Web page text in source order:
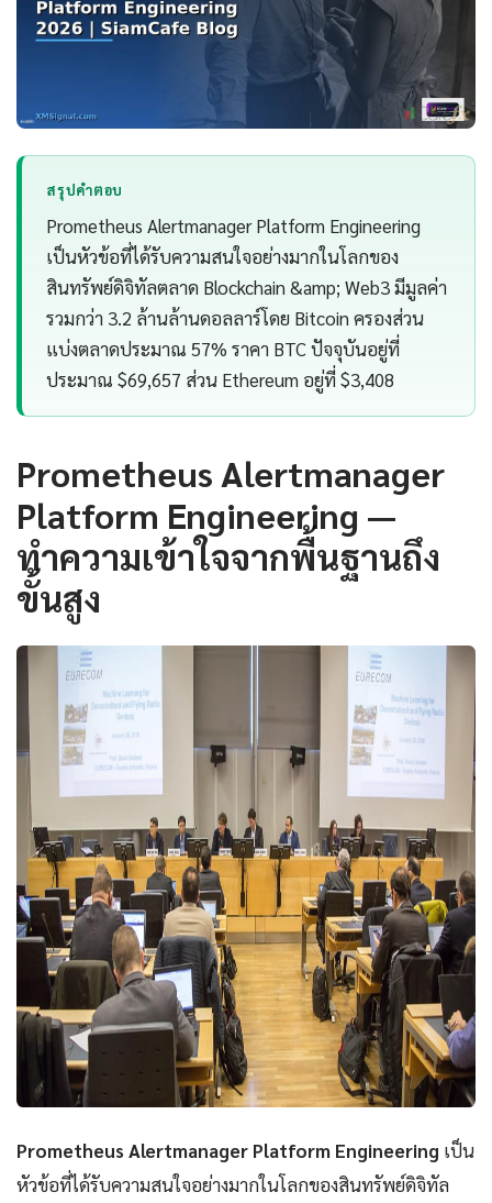
สรุปคำตอบ
Prometheus Alertmanager Platform Engineering
เป็นหัวข้อที่ได้รับความสนใจอย่างมากในโลกของ
สินทรัพย์ดิจิทัลตลาด Blockchain &amp; Web3 มีมูลค่า
รวมกว่า 3.2 ล้านล้านดอลลาร์โดย Bitcoin ครองส่วน
แบ่งตลาดประมาณ 57% ราคา BTC ปัจจุบันอยู่ที่
ประมาณ $69,657 ส่วน Ethereum อยู่ที่ $3,408
Prometheus Alertmanager
Platform Engineering —
ทำความเข้าใจจากพื้นฐานถึง
ขั้นสูง
Prometheus Alertmanager Platform Engineering เป็น
หัวข้อที่ได้รับความสนใจอย่างมากในโลกของสินทรัพย์ดิจิทัล